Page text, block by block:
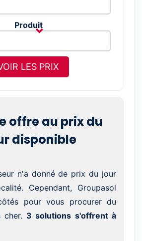
Produit
LES PRIX
offre au prix du
disponible
n'a donné de prix du jour
Cependant, Groupasol
pour vous procurer du
cher. 3 solutions s'offrent à